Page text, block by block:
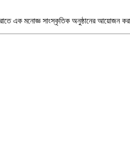
এক মনোজ্ঞ সাংস্কৃতিক অনুষ্ঠানের আয়োজন